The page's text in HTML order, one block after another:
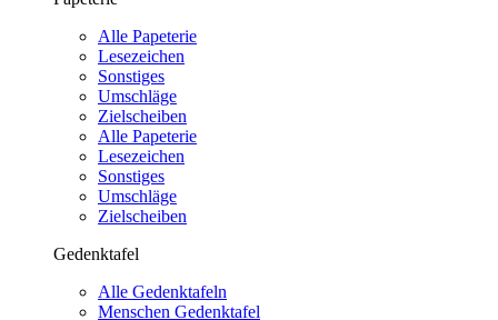
Alle Papeterie
Lesezeichen
Sonstiges
Umschläge
Zielscheiben
Alle Papeterie
Lesezeichen
Sonstiges
Umschläge
Zielscheiben
Gedenktafel
Alle Gedenktafeln
Menschen Gedenktafel